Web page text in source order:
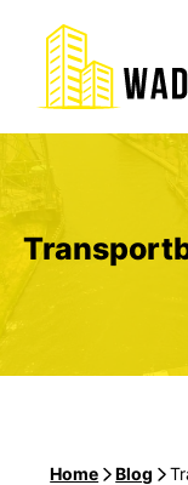
inhoud
Home -Blog -